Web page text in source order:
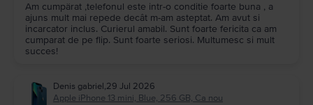
Am cumpärat ,telefonul este intr-o conditie foarte buna , a
ajuns mult mai repede decât m-am asteptat. Am avut si
incarcator inclus. Curierul amabil. Sunt foarte fericita ca am
cumparat de pe flip. Sunt foarte seriosi. Multumesc si mult
succes!
Denis gabriel,29 Jul 2026
Apple iPhone 13 mini, Blue, 256 GB, Ca nou